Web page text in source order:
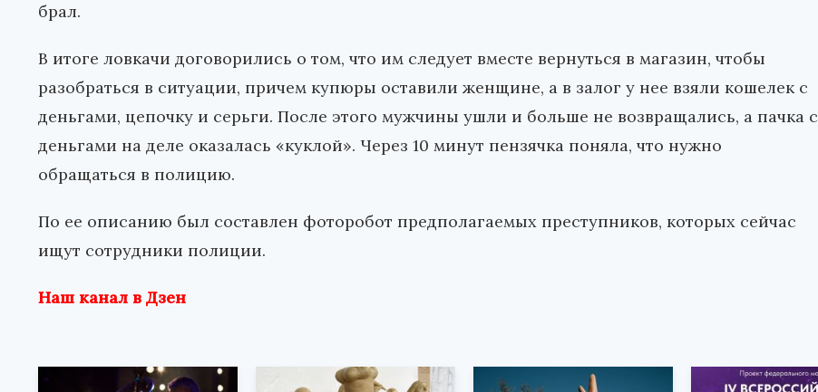
брал.
В итоге ловкачи договорились о том, что им следует вместе вернуться в магазин, чтобы
разобраться в ситуации, причем купюры оставили женщине, а в залог у нее взяли кошелек с
деньгами, цепочку и серьги. После этого мужчины ушли и больше не возвращались, а пачка с
деньгами на деле оказалась «куклой». Через 10 минут пензячка поняла, что нужно
обращаться в полицию.
По ее описанию был составлен фоторобот предполагаемых преступников, которых сейчас
ищут сотрудники полиции.
Наш канал в Дзен